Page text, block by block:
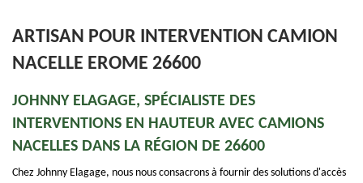
ARTISAN POUR INTERVENTION CAMION
NACELLE EROME 26600
JOHNNY ELAGAGE, SPÉCIALISTE DES
INTERVENTIONS EN HAUTEUR AVEC CAMIONS
NACELLES DANS LA RÉGION DE 26600
Chez Johnny Elagage, nous nous consacrons à fournir des solutions d'accès